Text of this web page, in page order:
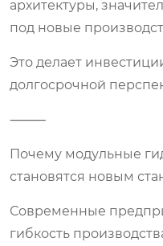
архитектуры,
под новые
Это делает
долгосрочной
⸻
Почему модульные
становятся новым
Современные
гибкость